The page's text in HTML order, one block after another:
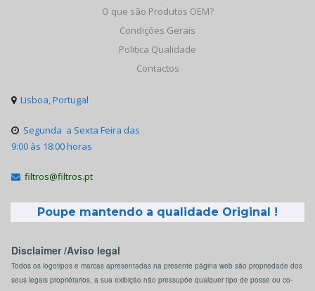
O que são Produtos OEM?
Condições Gerais
Politica Qualidade
Contactos
 Lisboa, Portugal
 Segunda a Sexta Feira das
9:00 às 18:00 horas
 filtros@filtros.pt
Poupe mantendo a qualidade Original !
Disclaimer /Aviso legal
Todos os logotipos e marcas apresentadas na presente página web são propriedade dos
seus legais propriétarios, a sua exibição não pressupõe qualquer tipo de posse ou co-